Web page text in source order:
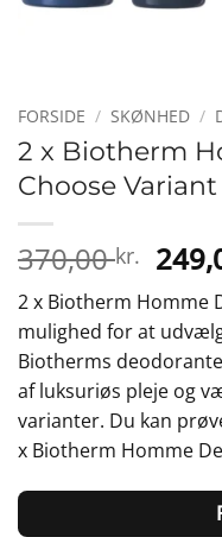
FORSIDE / SKØNHED /
2 x Biotherm
Choose
370,00kr. Den
pris
var:
2 x Biotherm Homme
mulighed for at
Biotherms
af luksuriøs pleje og
varianter. Du kan
x Biotherm Homme